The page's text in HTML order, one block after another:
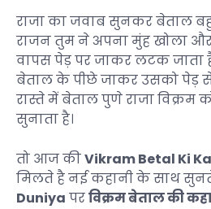
राजा का जवाब सुनकर बेताल
राजन तुम ने अपना मुंह खोला
वापस पेड़ पर जाकर लटक जाता
बेताल के पीछे जाकर उसको पेड़
रास्ते में बेताल पुणे राजा विक्रम
सुनाता है।
तो आज कीVikram Betal Ki
मिलते है नई कहानी के साथ
Duniya परविक्रम बेताल की